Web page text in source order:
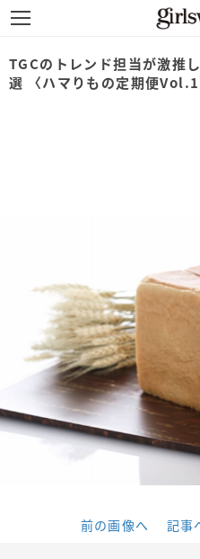
TGCのトレンド担当が激推
選 〈ハマりもの定期便Vol.1
前の画像へ 記事